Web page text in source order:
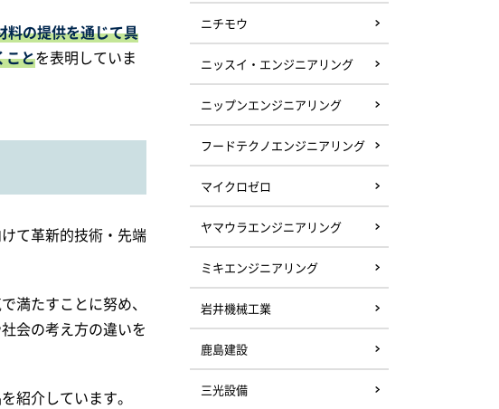
料の提供を通じて具
ことを表明していま
て革新的技術・先端
満たすことに努め、
会の考え方の違いを
紹介しています。
ニチモウ
ニッスイ・エンジニアリング
ニップンエンジニアリング
フードテクノエンジニアリング
マイクロゼロ
ヤマウラエンジニアリング
ミキエンジニアリング
岩井機械工業
鹿島建設
三光設備